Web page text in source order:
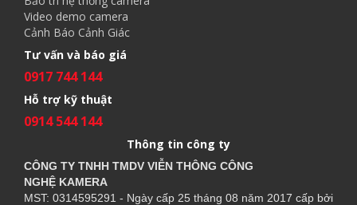
Video demo camera
Cảnh Báo Cảnh Giác
Tư vấn và báo giá
0917 744 144
Hỗ trợ kỹ thuật
0914 544 144
Thông tin công ty
CÔNG TY TNHH TMDV VIỄN THÔNG CÔNG
NGHỆ KAMERA
MST: 0314595291 - Ngày cấp 25 tháng 08 năm 2017 cấp bởi